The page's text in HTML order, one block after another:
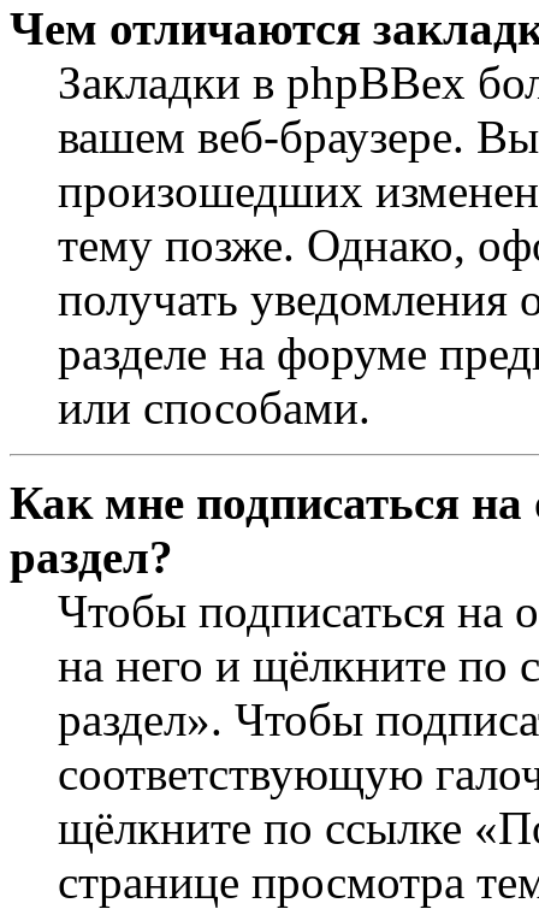
Чем отличаются
Закладки в phpBBex
вашем веб-браузере.
произошедших
тему позже. Однако,
получать уведомления
разделе на форуме
или способами.
Как мне подписаться
раздел?
Чтобы подписаться на
на него и щёлкните по
раздел». Чтобы
соответствующую
щёлкните по ссылке
странице просмотра